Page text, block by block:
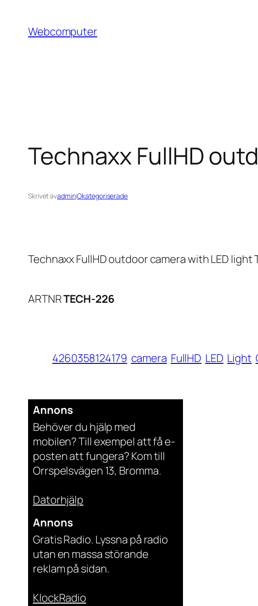
innehåll
Webcomputer
Technaxx FullHD
Skrivet avadminiOkategoriserade
Technaxx FullHD outdoor camera with LED light
ARTNRTECH-226
4260358124179 camera FullHD LED Light
Annons
Behöver du hjälp med
mobilen? Till exempel att få e-
posten att fungera? Kom till
Orrspelsvägen 13, Bromma.
Datorhjälp
Annons
Gratis Radio. Lyssna på radio
utan en massa störande
reklam på sidan.
KlockRadio